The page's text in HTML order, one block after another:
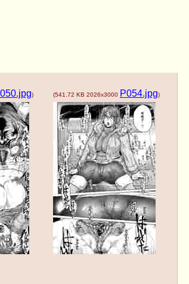
) (541.72 KB 2026x3000 P054.jpg)